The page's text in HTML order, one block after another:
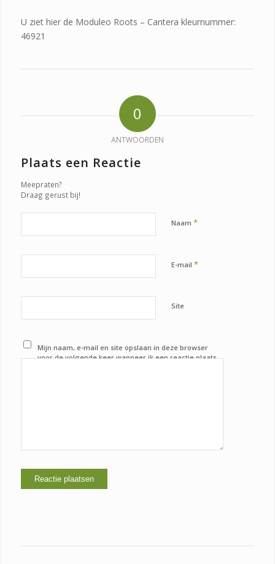
U ziet hier de Moduleo Roots – Cantera kleurnummer:
46921
0
ANTWOORDEN
Plaats een Reactie
Meepraten?
Draag gerust bij!
Naam *
E-mail *
Site
Mijn naam, e-mail en site opslaan in deze browser
voor de volgende keer wanneer ik een reactie plaats.